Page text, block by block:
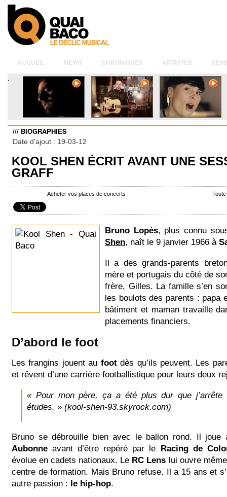
ACCUEIL NEWS CHRONIQUES ARTISTES
.
/// BIOGRAPHIES
Date d'ajout : 19-03-12
KOOL SHEN ÉCRIT AVANT UNE
GRAFF
Acheter vos places de concerts
Bruno Lopès, plus connu
Shen, naît le 9 janvier 1966 à
Il a des grands-parents
mère et portugais du côté de
frère, Gilles. La famille s’en
les boulots des parents : papa
bâtiment et maman travaille
placements financiers.
D’abord le foot
Les frangins jouent au footdès qu’ils peuvent. Les
et rêvent d’une carrière footballistique pour leurs deux
« Pour mon père, ça a été plus dur que
études. » (kool-shen-93.skyrock.com)
Bruno se débrouille bien avec le ballon rond. Il
Aubonne avant d’être repéré par le Racing de
évolue en cadets nationaux. Le RC Lens lui ouvre
centre de formation. Mais Bruno refuse. Il a 15 ans et
autre passion : le hip-hop.